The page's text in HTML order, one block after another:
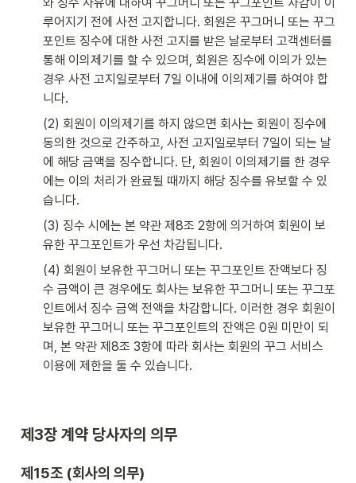
루어지기 전에 사전 고지합니다. 회원은 꾸그머니 또는 꾸그
포인트 징수에 대한 사전 고지를 받은 날로부터 고객센터를
통해 이의제기를 할 수 있으며, 회원은 징수에 이의가 있는
경우 사전 고지일로부터 7일 이내에 이의제기를 하여야 합
니다.
(2) 회원이 이의제기를 하지 않으면 회사는 회원이 징수에
동의한 것으로 간주하고, 사전 고지일로부터 7일이 되는 날
에 해당 금액을 징수합니다. 단, 회원이 이의제기를 한 경우
에는 이의 처리가 완료될 때까지 해당 징수를 유보할 수 있
습니다.
(3) 징수 시에는 본 약관 제8조 2항에 의거하여 회원이 보
유한 꾸그포인트가 우선 차감됩니다.
(4) 회원이 보유한 꾸그머니 또는 꾸그포인트 잔액보다 징
수 금액이 큰 경우에도 회사는 보유한 꾸그머니 또는 꾸그포
인트에서 징수 금액 전액을 차감합니다. 이러한 경우 회원이
보유한 꾸그머니 또는 꾸그포인트의 잔액은 0원 미만이 되
며, 본 약관 제8조 3항에 따라 회사는 회원의 꾸그 서비스
이용에 제한을 둘 수 있습니다.
제3장 계약 당사자의 의무
제15조 (회사의 의무)